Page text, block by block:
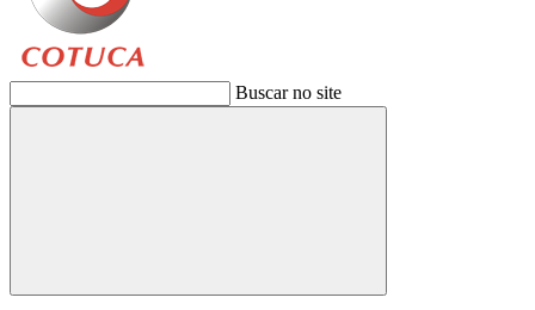
Buscar no site
Buscar